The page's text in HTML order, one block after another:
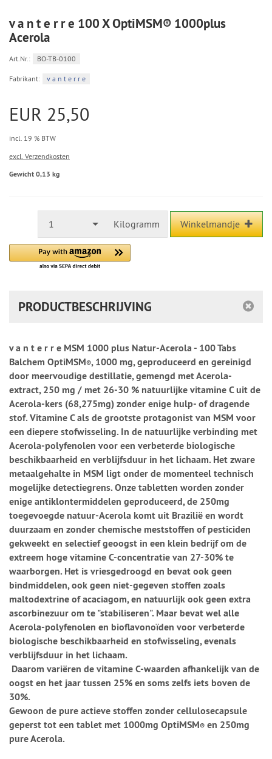
v a n t e r r e 100 X OptiMSM® 1000plus
Acerola
Art.Nr.: BO-TB-0100
Fabrikant: v a n t e r r e
EUR 25,50
incl. 19 % BTW
excl. Verzendkosten
Gewicht 0,13 kg
1 Kilogramm Winkelmandje
PRODUCTBESCHRIJVING
v a n t e r r e MSM 1000 plus Natur-Acerola - 100 Tabs
Balchem OptiMSM®, 1000 mg, geproduceerd en gereinigd
door meervoudige destillatie, gemengd met Acerola-
extract, 250 mg / met 26-30 % natuurlijke vitamine C uit de
Acerola-kers (68,275mg) zonder enige hulp- of dragende
stof. Vitamine C als de grootste protagonist van MSM voor
een diepere stofwisseling. In de natuurlijke verbinding met
Acerola-polyfenolen voor een verbeterde biologische
beschikbaarheid en verblijfsduur in het lichaam. Het zware
metaalgehalte in MSM ligt onder de momenteel technisch
mogelijke detectiegrens. Onze tabletten worden zonder
enige antiklontermiddelen geproduceerd, de 250mg
toegevoegde natuur-Acerola komt uit Brazilië en wordt
duurzaam en zonder chemische meststoffen of pesticiden
gekweekt en selectief geoogst in een klein bedrijf om de
extreem hoge vitamine C-concentratie van 27-30% te
waarborgen. Het is vriesgedroogd en bevat ook geen
bindmiddelen, ook geen niet-gegeven stoffen zoals
maltodextrine of acaciagom, en natuurlijk ook geen extra
ascorbinezuur om te "stabiliseren". Maar bevat wel alle
Acerola-polyfenolen en bioflavonoïden voor verbeterde
biologische beschikbaarheid en stofwisseling, evenals
verblijfsduur in het lichaam.
Daarom variëren de vitamine C-waarden afhankelijk van de
oogst en het jaar tussen 25% en soms zelfs iets boven de
30%.
Gewoon de pure actieve stoffen zonder cellulosecapsule
geperst tot een tablet met 1000mg OptiMSM® en 250mg
pure Acerola.